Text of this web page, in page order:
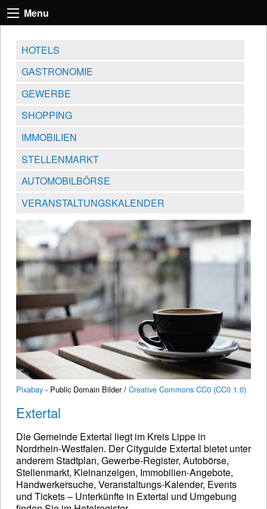
Menu
HOTELS
GASTRONOMIE
GEWERBE
SHOPPING
IMMOBILIEN
STELLENMARKT
AUTOMOBILBÖRSE
VERANSTALTUNGSKALENDER
Pixabay - Public Domain Bilder / Creative Commons CC0 (CC0 1.0)
Extertal
Die Gemeinde Extertal liegt im Kreis Lippe in
Nordrhein-Westfalen. Der Cityguide Extertal bietet unter
anderem Stadtplan, Gewerbe-Register, Autobörse,
Stellenmarkt, Kleinanzeigen, Immobilien-Angebote,
Handwerkersuche, Veranstaltungs-Kalender, Events
und Tickets – Unterkünfte in Extertal und Umgebung